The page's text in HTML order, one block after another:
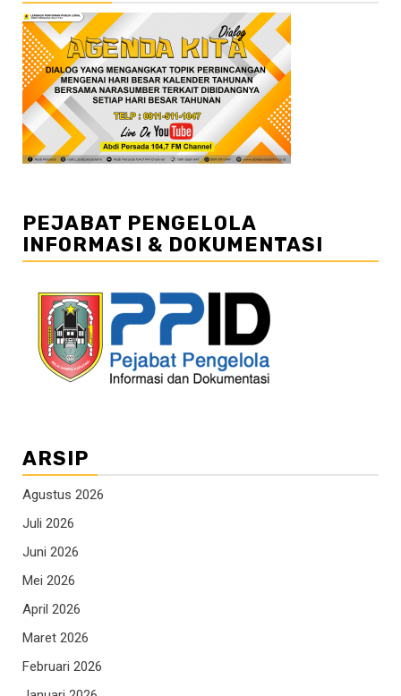
PEJABAT PENGELOLA
INFORMASI & DOKUMENTASI
ARSIP
Agustus 2026
Juli 2026
Juni 2026
Mei 2026
April 2026
Maret 2026
Februari 2026